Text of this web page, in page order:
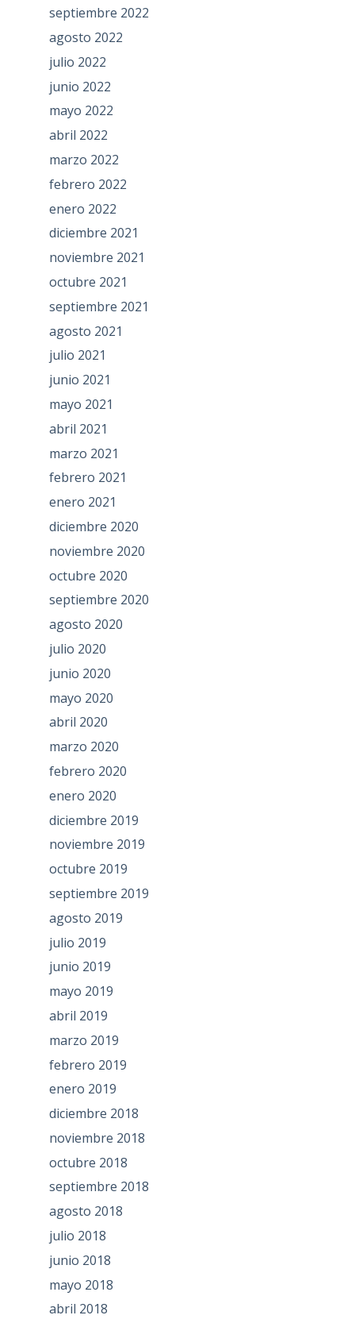
septiembre 2022
agosto 2022
julio 2022
junio 2022
mayo 2022
abril 2022
marzo 2022
febrero 2022
enero 2022
diciembre 2021
noviembre 2021
octubre 2021
septiembre 2021
agosto 2021
julio 2021
junio 2021
mayo 2021
abril 2021
marzo 2021
febrero 2021
enero 2021
diciembre 2020
noviembre 2020
octubre 2020
septiembre 2020
agosto 2020
julio 2020
junio 2020
mayo 2020
abril 2020
marzo 2020
febrero 2020
enero 2020
diciembre 2019
noviembre 2019
octubre 2019
septiembre 2019
agosto 2019
julio 2019
junio 2019
mayo 2019
abril 2019
marzo 2019
febrero 2019
enero 2019
diciembre 2018
noviembre 2018
octubre 2018
septiembre 2018
agosto 2018
julio 2018
junio 2018
mayo 2018
abril 2018